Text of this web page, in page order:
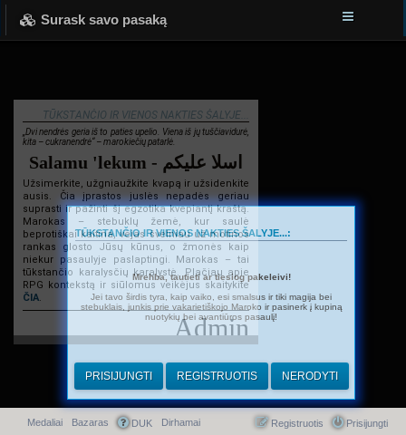
Surask savo pasaką
TŪKSTANČIO IR VIENOS NAKTIES ŠALYJE...
„Dvi nendrės geria iš to paties upelio. Viena iš jų tuščiavidurė,
kita – cukranendrė“ – marokiečių patarlė.
Salamu 'lekum - اسلا عليكم
Užsimerkite, užgniaužkite kvapą ir užsidenkite
ausis. Čia įprastos juslės nepadės geriau
suprasti ir pažinti šį egzotika kvepiantį kraštą.
Marokas – stebuklų žemė, kur saulė
beprotiškai kaitina, vėjas švelniau už motinos
rankas glosto Jūsų kūnus, o žmonės kaip
niekur pasaulyje paslaptingi. Marokas – tai
tūkstančio karalysčių karalystė. Plačiau apie
RPG kontekstą ir siūlomus veikėjus skaitykite
ČIA.
Admin
Greitasis meniu
Medaliai Bazaras DUK Dirhamai Prisijungti
Registruotis
TŪKSTANČIO IR VIENOS NAKTIES ŠALYJE...:
Mrehba, tautieti ar tiesiog pakeleivi!
Jei tavo širdis tyra, kaip vaiko, esi smalsus ir tiki magija bei
stebuklais, junkis prie vakarietiškojo Maroko ir pasinerk į kupiną
nuotykių bei avantiūros pasaulį!
PRISIJUNGTI REGISTRUOTIS NERODYTI